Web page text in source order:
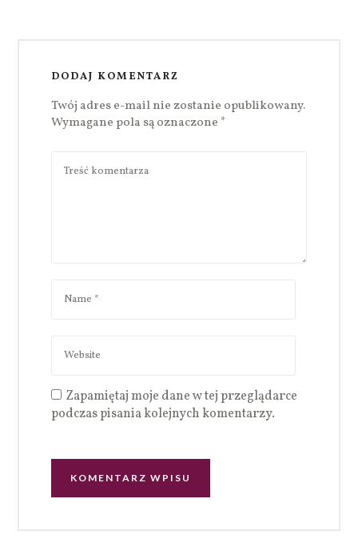
DODAJ KOMENTARZ
Twój adres e-mail nie zostanie opublikowany.
Wymagane pola są oznaczone *
Zapamiętaj moje dane w tej przeglądarce
podczas pisania kolejnych komentarzy.